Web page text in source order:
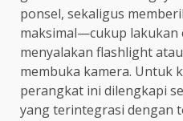
ponsel, sekaligus
maksimal—cukup lakukan
menyalakan flashlight
membuka kamera. Untuk
perangkat ini dilengkapi
yang terintegrasi dengan